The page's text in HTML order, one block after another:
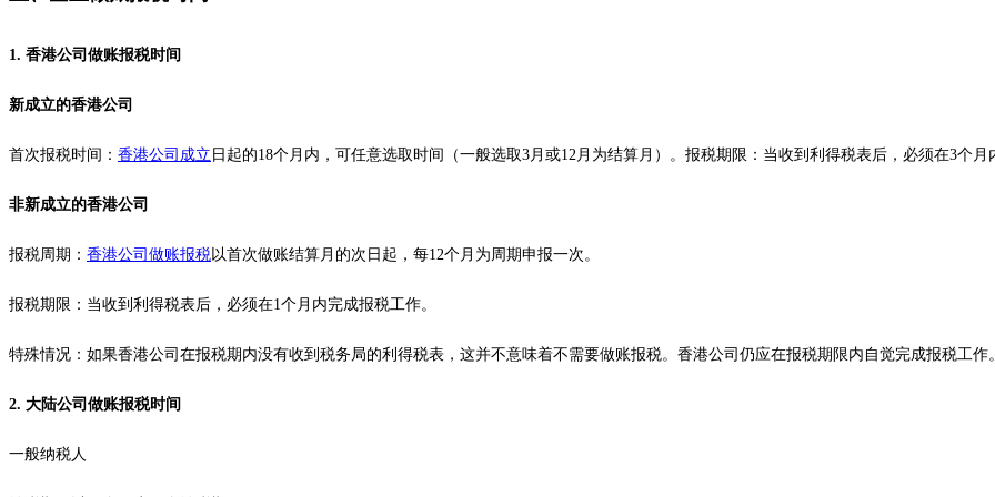
1. 香港公司做账报税时间
新成立的香港公司
首次报税时间： 香港公司成立 日起的18个月内，可任意选取时间（一般选取3月或12月为结算月）。报税期限：当收到利得税表后，必须在3个月
非新成立的香港公司
报税周期： 香港公司做账报税以首次做账结算月的次日起，每12个月为周期申报一次。
报税期限：当收到利得税表后，必须在1个月内完成报税工作。
特殊情况：如果香港公司在报税期内没有收到税务局的利得税表，这并不意味着不需要做账报税。香港公司仍应在报税期限内自觉完成报税工作。
2. 大陆公司做账报税时间
一般纳税人